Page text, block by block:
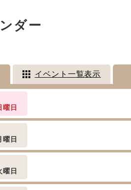
ダー
イベント一覧表示
曜日
曜日
曜日